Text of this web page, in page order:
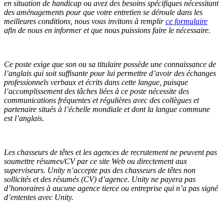
en situation de handicap ou avez des besoins spécifiques nécessitant
des aménagements pour que votre entretien se déroule dans les
meilleures conditions, nous vous invitons à remplirce formulaire
afin de nous en informer et que nous puissions faire le nécessaire.
Ce poste exige que son ou sa titulaire possède une connaissance de
l’anglais qui soit suffisante pour lui permettre d’avoir des échanges
professionnels verbaux et écrits dans cette langue, puisque
l’accomplissement des tâches liées à ce poste nécessite des
communications fréquentes et régulières avec des collègues et
partenaire situés à l’échelle mondiale et dont la langue commune
est l’anglais.
Les chasseurs de têtes et les agences de recrutement ne peuvent pas
soumettre résumes/CV par ce site Web ou directement aux
superviseurs. Unity n’accepte pas des chasseurs de têtes non
sollicités et des résumés (CV) d’agence. Unity ne payera pas
d’honoraires à aucune agence tierce ou entreprise qui n’a pas signé
d’ententes avec Unity.